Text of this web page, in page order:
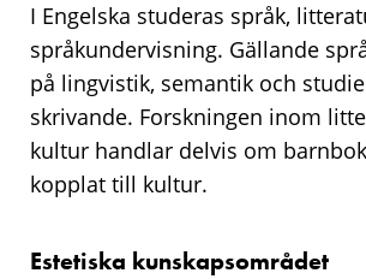
I Engelska studeras språk,
språkundervisning. Gällande
på lingvistik, semantik och
skrivande. Forskningen inom
kultur handlar delvis om
kopplat till kultur.
Estetiska kunskapsområdet